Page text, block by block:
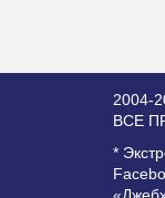
2004-
ВСЕ
*